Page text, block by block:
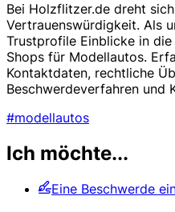
Bei Holzflitzer.de dreht
Vertrauenswürdigkeit. Als
Trustprofile Einblicke in
Shops für Modellautos.
Kontaktdaten, rechtliche
Beschwerdeverfahren und
#modellautos
Ich möchte...
Eine Beschwerde